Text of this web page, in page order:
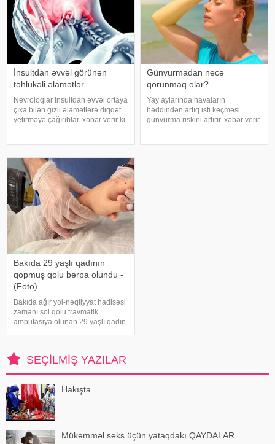
İnsultdan əvvəl görünən
təhlükəli əlamətlər
Nevroloqlar insultdan əvvəl ortaya
çıxa bilən gizli əlamətlərə diqqət
yetirməyə çağırıblar. xəbər verir ki,
verə bilər. Lakin b
Günvurmadan necə
qorunmaq olar?
Yay aylarında havaların
həddindən artıq isti keçməsi
günvurma riskini artırır. xəbər verir
Bakıda 29 yaşlı qadının
qopmuş qolu bərpa olundu -
(Foto)
Bakıda ağır yol-nəqliyyat hadisəsi
zamanı sol qolu travmatik
amputasiya olunan 29 yaşlı qadın
zərərçəkən Səhiyyə Nazirliyi
Akademik M.A.Topçubaşov adına
Elmi Cərrahiyy
SEÇILMIŞ YAZILAR
Hakışta
Mükəmməl seks üçün yataqdakı QAYDALAR